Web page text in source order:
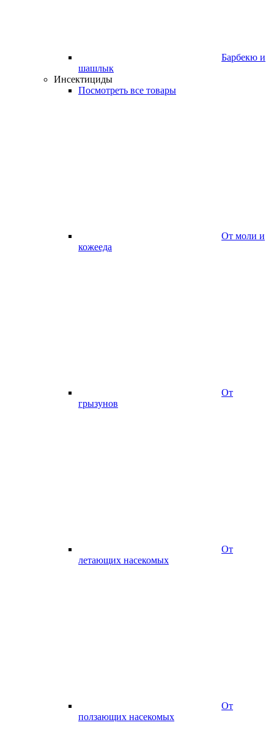
Барбекю и
шашлык
Инсектициды
Посмотреть все товары
От моли и
кожееда
От
грызунов
От
летающих насекомых
От
ползающих насекомых